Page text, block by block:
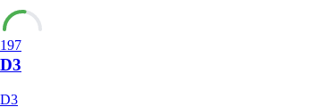
197
D3
D3